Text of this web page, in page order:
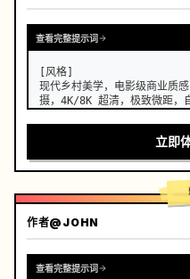
查看完整提示词
[风格]
现代乡村美学，电影级商业质
摄，4K/8K 超清，极致微距，
一个维护良好、现代化的农舍
阳光明媚。
[人物]
现代乡村创作者，黑色长发随
饰，妆容清淡，眼神专注而平静
[镜头细节]
[00:00-00:05] 镜头 1：晨
立即
作者@JOHN
查看完整提示词